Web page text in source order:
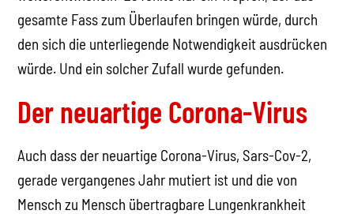
gesamte Fass zum Überlaufen bringen würde, durch
den sich die unterliegende Notwendigkeit ausdrücken
würde. Und ein solcher Zufall wurde gefunden.
Der neuartige Corona-Virus
Auch dass der neuartige Corona-Virus, Sars-Cov-2,
gerade vergangenes Jahr mutiert ist und die von
Mensch zu Mensch übertragbare Lungenkrankheit